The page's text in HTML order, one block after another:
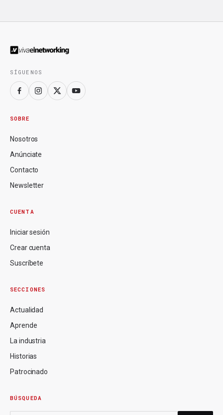
SÍGUENOS
SOBRE
Nosotros
Anúnciate
Contacto
Newsletter
CUENTA
Iniciar sesión
Crear cuenta
Suscríbete
SECCIONES
Actualidad
Aprende
La industria
Historias
Patrocinado
BÚSQUEDA